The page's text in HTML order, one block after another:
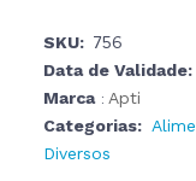
SKU: 756
Data de Validade:
Marca : Apti
Categorias:
Diversos